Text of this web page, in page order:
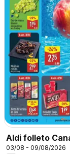
Aldi folleto
03/08 - 09/08/2026